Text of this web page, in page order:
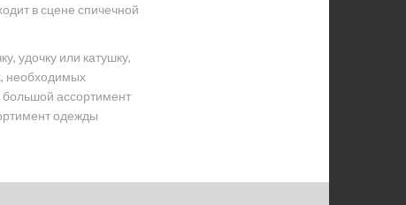
в сцене спичечной
удочку или катушку,
необходимых
большой ассортимент
одежды